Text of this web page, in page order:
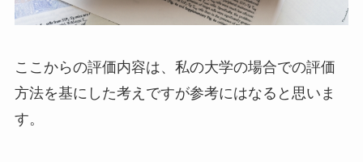
ここからの評価内容は、私の大学の場合での評価
方法を基にした考えですが参考にはなると思いま
す。